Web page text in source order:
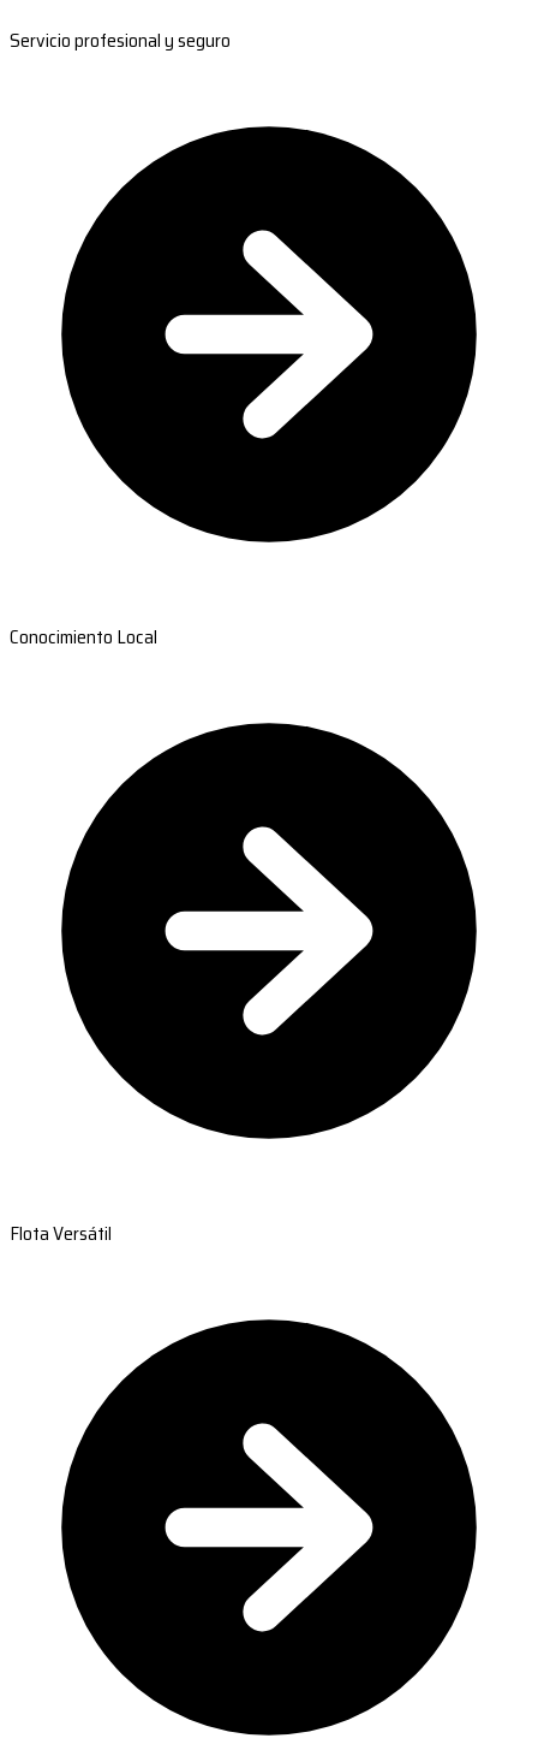
Servicio profesional y seguro
Conocimiento Local
Flota Versátil